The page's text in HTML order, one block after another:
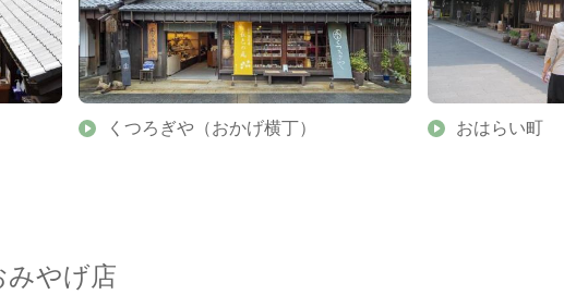
くつろぎや（おかげ横丁） おはらい町
みやげ店